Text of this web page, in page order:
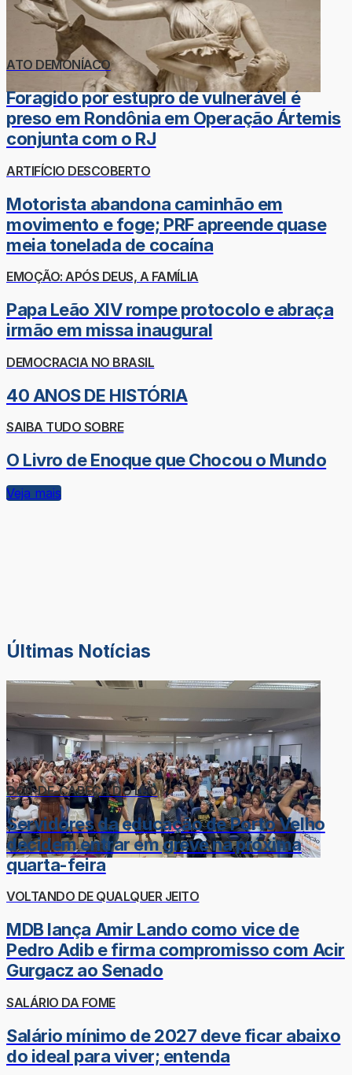
ATO DEMONÍACO
Foragido por estupro de vulnerável é
preso em Rondônia em Operação Ártemis
conjunta com o RJ
ARTIFÍCIO DESCOBERTO
Motorista abandona caminhão em
movimento e foge; PRF apreende quase
meia tonelada de cocaína
EMOÇÃO: APÓS DEUS, A FAMÍLIA
Papa Leão XIV rompe protocolo e abraça
irmão em missa inaugural
DEMOCRACIA NO BRASIL
40 ANOS DE HISTÓRIA
SAIBA TUDO SOBRE
O Livro de Enoque que Chocou o Mundo
Veja mais
Últimas Notícias
DOR-DE-CABEÇA DO LÉO
Servidores da educação de Porto Velho
decidem entrar em greve na próxima
quarta-feira
VOLTANDO DE QUALQUER JEITO
MDB lança Amir Lando como vice de
Pedro Adib e firma compromisso com Acir
Gurgacz ao Senado
SALÁRIO DA FOME
Salário mínimo de 2027 deve ficar abaixo
do ideal para viver; entenda